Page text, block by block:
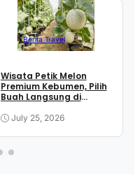
Berita Travel
Wisata Petik Melon
Premium Kebumen, Pilih
Buah Langsung di
July 25, 2026